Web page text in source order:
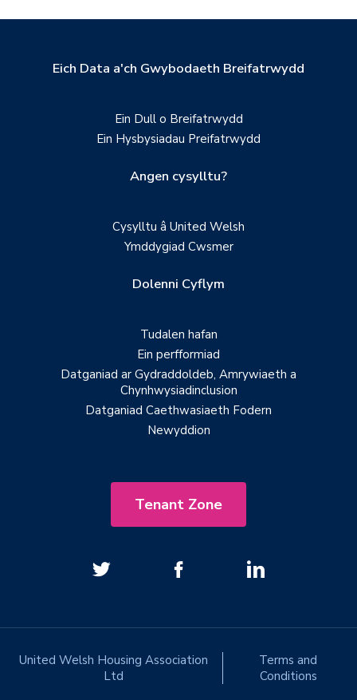
Eich Data a'ch Gwybodaeth Breifatrwydd
Ein Dull o Breifatrwydd
Ein Hysbysiadau Preifatrwydd
Angen cysylltu?
Cysylltu â United Welsh
Ymddygiad Cwsmer
Dolenni Cyflym
Tudalen hafan
Ein perfformiad
Datganiad ar Gydraddoldeb, Amrywiaeth a
Chynhwysiadinclusion
Datganiad Caethwasiaeth Fodern
Newyddion
Tenant Zone
United Welsh Housing Association
Ltd
Terms and
Conditions